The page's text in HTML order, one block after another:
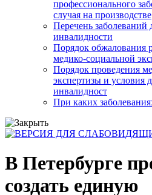
профессионального
случая на производстве
Перечень заболеваний
инвалидности
Порядок обжалования
медико-социальной
Порядок проведения
экспертизы и условия
инвалидност
При каких
В Петербурге
создать единую